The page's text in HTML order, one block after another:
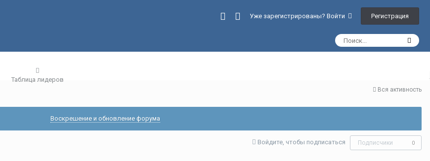
Уже зарегистрированы? Войти Регистрация
Таблица лидеров
Вся активность
Воскрешение и обновление форума
Войдите, чтобы подписаться Подписчики 0